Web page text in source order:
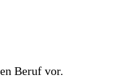
Beruf vor.